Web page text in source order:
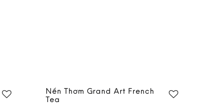
Nến Thơm Grand Art French
Tea